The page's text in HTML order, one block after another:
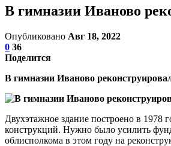
В гимназии Иваново
Опубликовано Авг 18, 2022
0 36
Поделится
В гимназии Иваново
Двухэтажное здание построено в 1978
конструкций. Нужно было усилить
облисполкома в этом году на